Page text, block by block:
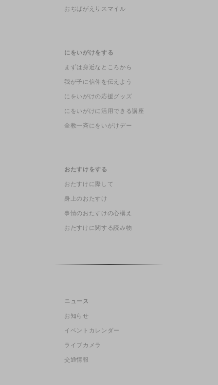
おぢばがえりスマイル
にをいがけをする
まずは身近なところから
我が子に信仰を伝えよう
にをいがけの応援グッズ
にをいがけに活用できる講座
全教一斉にをいがけデー
おたすけをする
おたすけに際して
身上のおたすけ
事情のおたすけの心構え
おたすけに関する読み物
ニュース
お知らせ
イベントカレンダー
ライブカメラ
交通情報